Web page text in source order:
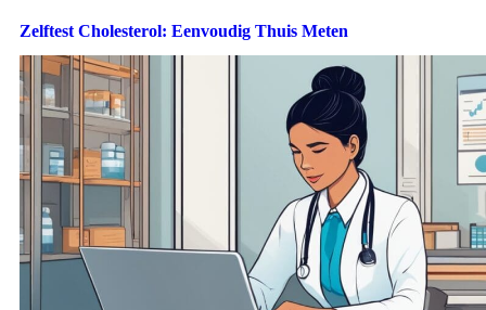
Zelftest Cholesterol: Eenvoudig Thuis Meten